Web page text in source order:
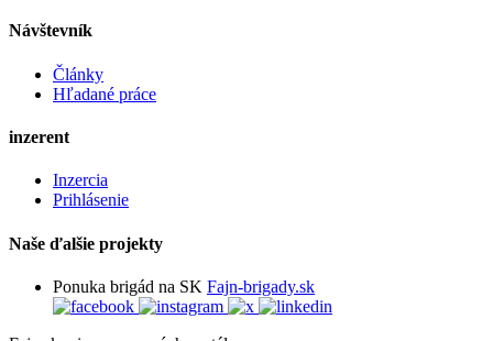
Návštevník
Články
Hľadané práce
inzerent
Inzercia
Prihlásenie
Naše ďalšie projekty
Ponuka brigád na SK Fajn-brigady.sk